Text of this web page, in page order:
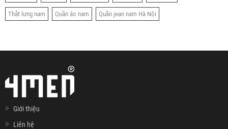
Thắt lưng nam Quần áo nam Quần jean nam Hà Nội
Giới thiệu
Liên hệ